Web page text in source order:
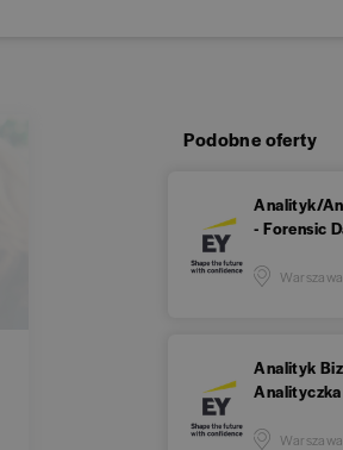
Podobne oferty
Analityk/
- Forensic
Warszawa
Analityk
Warszawa